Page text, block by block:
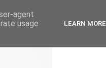
agent
usage
LEARN MORE